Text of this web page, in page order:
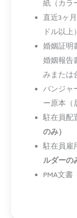
紙（カラ
直近3ヶ
ドル以上）
婚姻証明
婚姻報告
みまたは
バンジャ
ー原本（
駐在員配
のみ）
駐在員雇
ルダーの
PMA文書